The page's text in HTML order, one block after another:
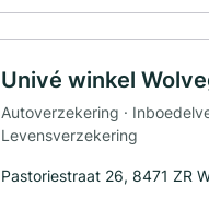
Univé winkel
Autoverzekering ·
Levensverzekering
Pastoriestraat 26, 8471 ZR